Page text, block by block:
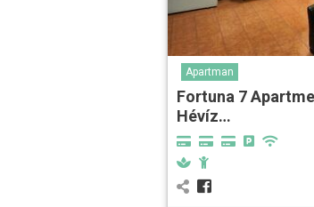
Apartman
Fortuna 7
Hévíz…